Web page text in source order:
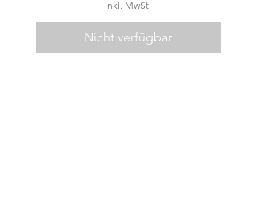
inkl. MwSt.
Nicht verfügbar